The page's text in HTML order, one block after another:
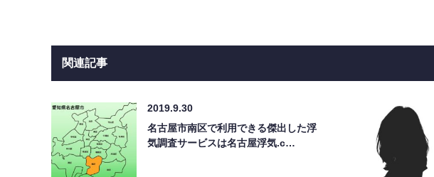
関連記事
2019.9.30
名古屋市南区で利用できる傑出した浮
気調査サービスは名古屋浮気.c…